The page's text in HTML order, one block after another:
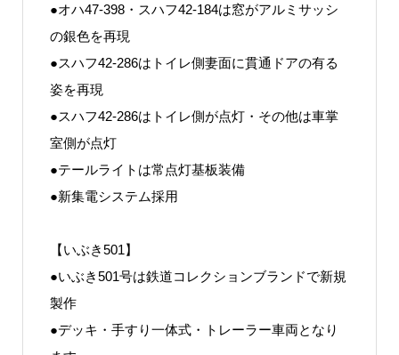
●オハ47-398・スハフ42-184は窓がアルミサッシ
の銀色を再現
●スハフ42-286はトイレ側妻面に貫通ドアの有る
姿を再現
●スハフ42-286はトイレ側が点灯・その他は車掌
室側が点灯
●テールライトは常点灯基板装備
●新集電システム採用
【いぶき501】
●いぶき501号は鉄道コレクションブランドで新規
製作
●デッキ・手すり一体式・トレーラー車両となり